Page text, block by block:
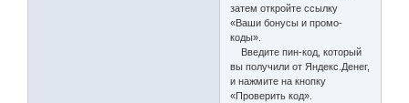
затем откройте ссылку
«Ваши бонусы и промо-
коды».
Введите пин-код, который
вы получили от Яндекс.Денег,
и нажмите на кнопку
«Проверить код».